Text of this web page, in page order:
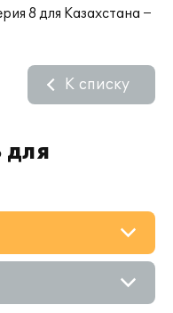
8 для Казахстана
для
К списку